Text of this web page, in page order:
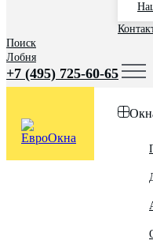
Поиск
Лобня
+7 (495) 725-60-65